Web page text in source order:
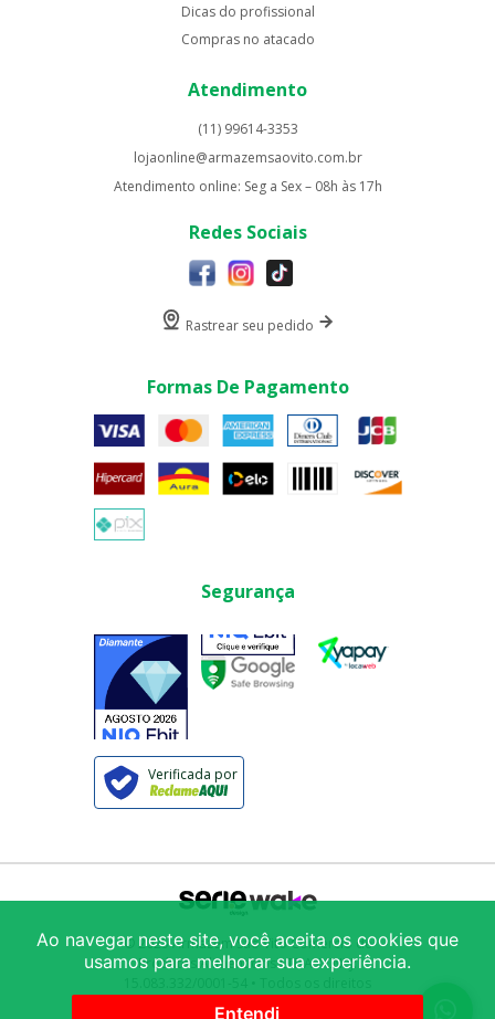
Dicas do profissional
Compras no atacado
Atendimento
(11) 99614-3353
lojaonline@armazemsaovito.com.br
Atendimento online: Seg a Sex – 08h às 17h
Redes Sociais
Rastrear seu pedido
Formas De Pagamento
Segurança
Verificada por
© 2025Armazém São Vito Comércio de
Produtos Alimentícios LTDA/ CNPJ:
Avenida Mercúrio 222
Ao navegar neste site, você aceita os cookies que
usamos para melhorar sua experiência.
Entendi